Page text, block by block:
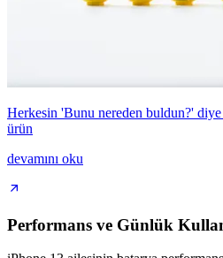
Herkesin 'Bunu nereden buldun?'
ürün
devamını oku
Performans ve Günlük